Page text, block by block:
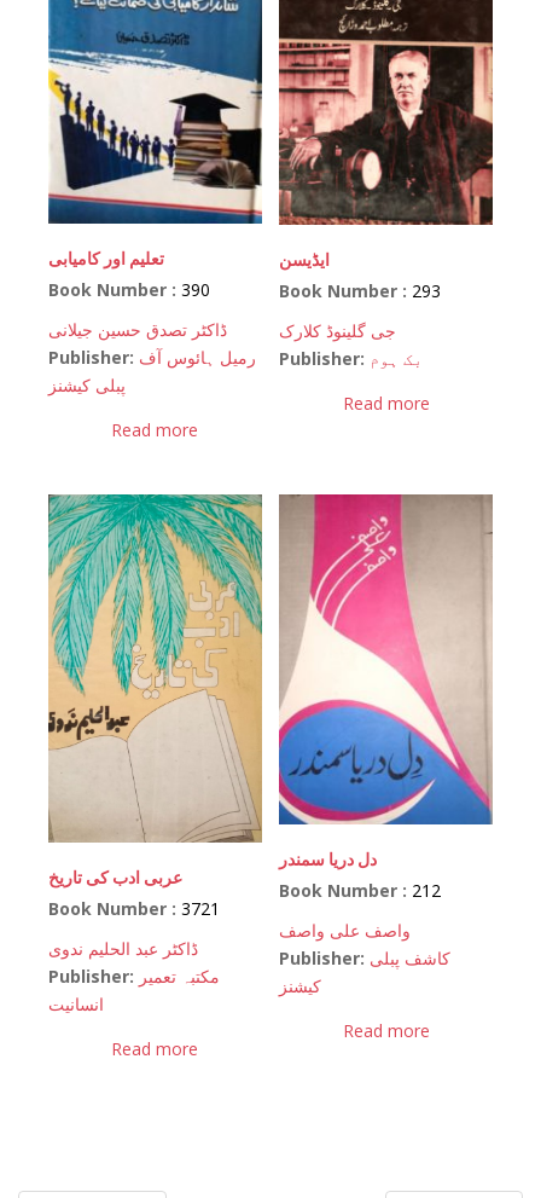
تعلیم اور کامیابی
Book Number : 390
ڈاکٹر تصدق حسین جیلانی
Publisher: رمیل ہائوس آف
پبلی کیشنز
Read more
ایڈیسن
Book Number : 293
جی گلینوڈ کلارک
Publisher: بک ہوم
Read more
عربی ادب کی تاریخ
Book Number : 3721
ڈاکٹر عبد الحلیم ندوی
Publisher: مکتبہ تعمیر
انسانیت
Read more
دل دریا سمندر
Book Number : 212
واصف علی واصف
Publisher: کاشف پبلی
کیشنز
Read more